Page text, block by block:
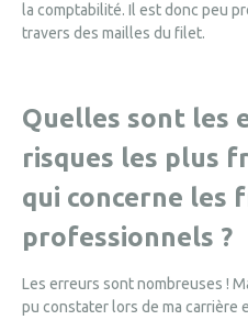
la comptabilité. Il est donc peu
travers des mailles du filet.
Quelles sont les
risques les plus
qui concerne les
professionnels ?
Les erreurs sont nombreuses !
pu constater lors de ma carrière